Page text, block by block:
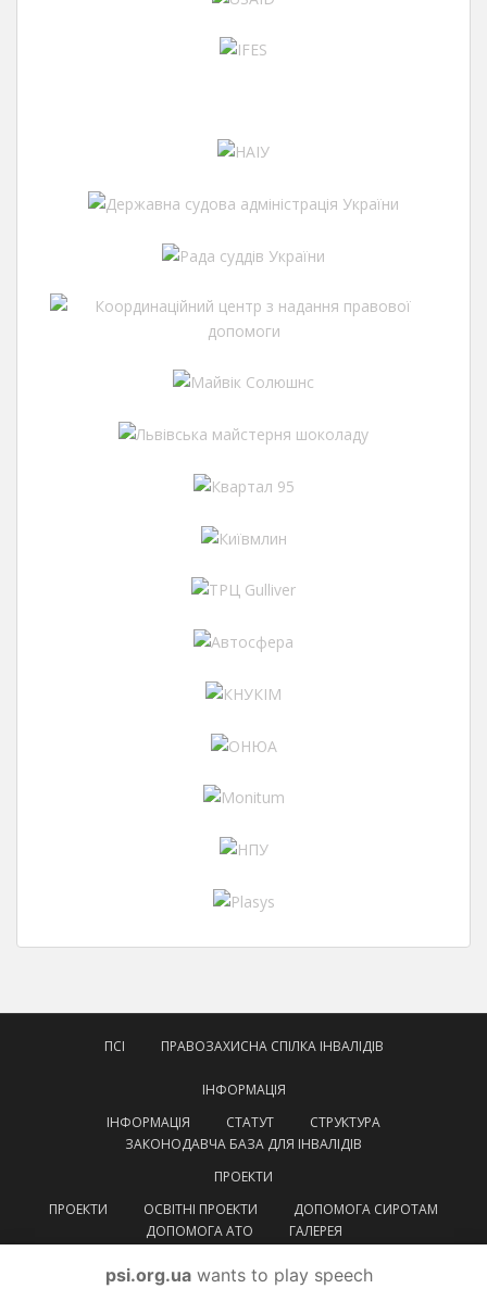
ПСІ ПРАВОЗАХИСНА СПІЛКА ІНВАЛІДІВ
ІНФОРМАЦІЯ
ІНФОРМАЦІЯ
СТАТУТ
СТРУКТУРА
ЗАКОНОДАВЧА БАЗА ДЛЯ ІНВАЛІДІВ
ПРОЕКТИ
ПРОЕКТИ
ОСВІТНІ ПРОЕКТИ
ДОПОМОГА СИРОТАМ
ДОПОМОГА АТО
ГАЛЕРЕЯ
psi.org.ua wants to play speech